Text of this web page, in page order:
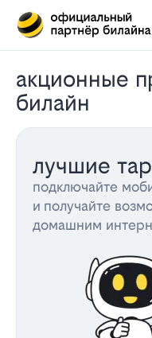
акционные предложения
билайн
лучшие
подключайте
и получайте
домашним